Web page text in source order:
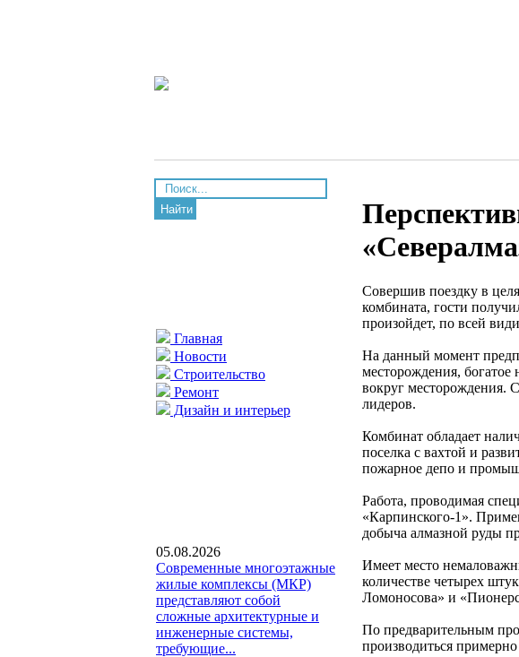
Найти
Главная
Новости
Строительство
Ремонт
Дизайн и интерьер
05.08.2026
Современные многоэтажные
жилые комплексы (МКР)
представляют собой
сложные архитектурные и
инженерные системы,
требующие...
Совершив поездку в
комбината, гости
произойдет, по всей
На данный момент
месторождения, богатое
вокруг
лидеров.
Комбинат обладает
поселка с вахтой и
пожарное депо и
Работа, проводимая
«Карпинского-1».
добыча алмазной руды
Имеет место
количестве четырех
Ломоносова» и
По предварительным
производиться